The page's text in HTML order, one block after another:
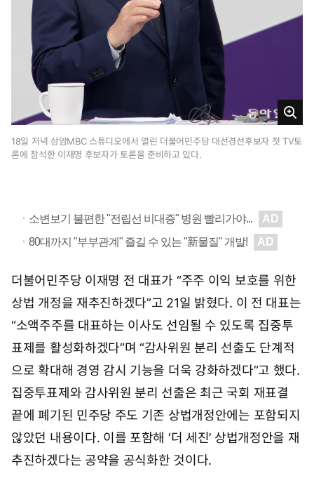
크
게
18일 저녁 상암MBC 스튜디오에서 열린 더불어민주당 대선경선후보자 첫 TV토
론에 참석한 이재명 후보자가 토론을 준비하고 있다.
더불어민주당 이재명 전 대표가 “주주 이익 보호를 위한
상법 개정을 재추진하겠다”고 21일 밝혔다. 이 전 대표는
“소액주주를 대표하는 이사도 선임될 수 있도록 집중투
표제를 활성화하겠다”며 “감사위원 분리 선출도 단계적
으로 확대해 경영 감시 기능을 더욱 강화하겠다”고 했다.
집중투표제와 감사위원 분리 선출은 최근 국회 재표결
끝에 폐기된 민주당 주도 기존 상법개정안에는 포함되지
않았던 내용이다. 이를 포함해 ‘더 세진’ 상법개정안을 재
추진하겠다는 공약을 공식화한 것이다.